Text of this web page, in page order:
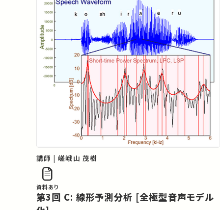
講師 | 嵯峨山 茂樹
資料あり
第3回 C: 線形予測分析 [全極型音声モデル